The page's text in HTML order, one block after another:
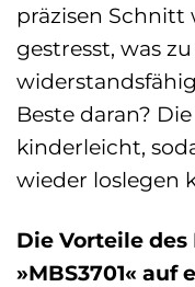
präzisen Schnitt
gestresst, was
Beste daran?
kinderleicht,
wieder loslegen
Die Vorteile des
»MBS3701« auf